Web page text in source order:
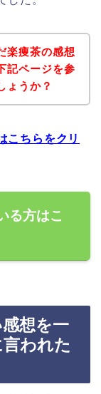
楽痩茶の感想
記ページを参
ょうか？
こちらをクリ
る方はこ
想を一
われた